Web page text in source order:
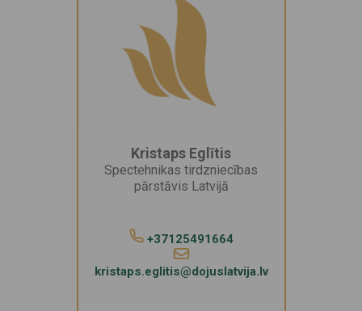
Kristaps Eglītis
Spectehnikas tirdzniecības
pārstāvis Latvijā
+37125491664
kristaps.eglitis@dojuslatvija.lv